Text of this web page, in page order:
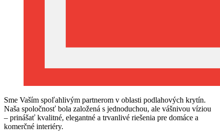
Sme Vaším spoľahlivým partnerom v oblasti podlahových krytín.
Naša spoločnosť bola založená s jednoduchou, ale vášnivou víziou
– prinášať kvalitné, elegantné a trvanlivé riešenia pre domáce a
komerčné interiéry.